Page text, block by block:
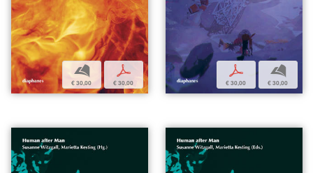
b
€ 30,00
p
€ 30,00
p
€ 30,00
b
€ 30,00